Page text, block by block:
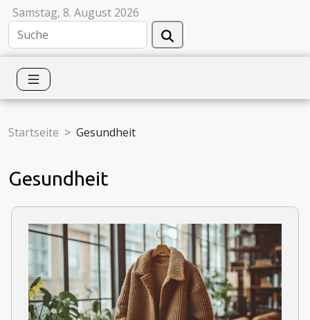
Samstag, 8. August 2026
Startseite Gesundheit
Gesundheit